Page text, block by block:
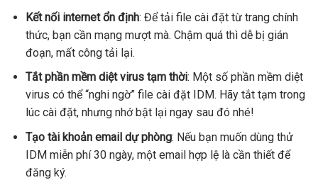
Kết nối internet ổn định: Để tải file cài đặt từ trang chính
thức, bạn cần mạng mượt mà. Chậm quá thì dễ bị gián
đoạn, mất công tải lại.
Tắt phần mềm diệt virus tạm thời: Một số phần mềm diệt
virus có thể “nghi ngờ” file cài đặt IDM. Hãy tắt tạm trong
lúc cài đặt, nhưng nhớ bật lại ngay sau đó nhé!
Tạo tài khoản email dự phòng: Nếu bạn muốn dùng thử
IDM miễn phí 30 ngày, một email hợp lệ là cần thiết để
đăng ký.